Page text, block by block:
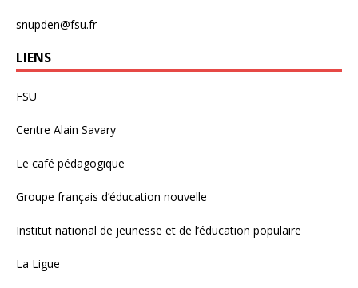
snupden@fsu.fr
LIENS
FSU
Centre Alain Savary
Le café pédagogique
Groupe français d’éducation nouvelle
Institut national de jeunesse et de l’éducation populaire
La Ligue